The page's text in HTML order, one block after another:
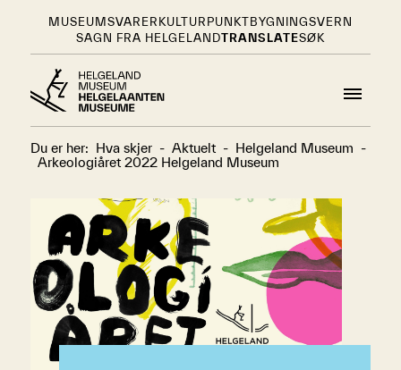
MUSEUMSVARER KULTURPUNKT BYGNINGSVERN
SAGN FRA HELGELANDTRANSLATESØK
Du er her: Hva skjer - Aktuelt - Helgeland Museum -
Arkeologiåret 2022 Helgeland Museum